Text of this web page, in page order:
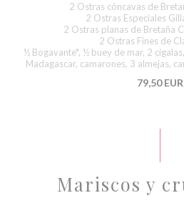
2 Ostras cóncavas de
2 Ostras Especiales
2 Ostras planas de Bretaña
2 Ostras Fines de
½ Bogavante*, ½ buey de mar, 2
Madagascar, camarones, 3 almejas,
79,50 EUR
Mariscos y